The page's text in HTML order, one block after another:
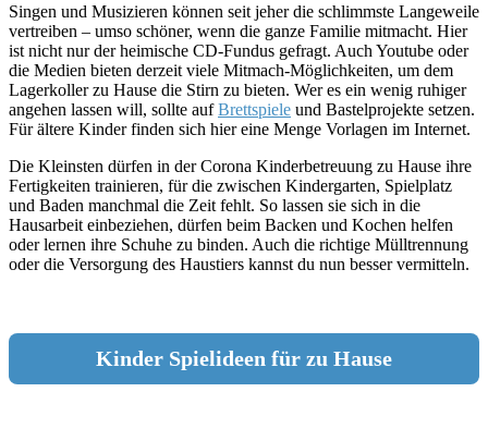
Singen und Musizieren können seit jeher die schlimmste Langeweile
vertreiben – umso schöner, wenn die ganze Familie mitmacht. Hier
ist nicht nur der heimische CD-Fundus gefragt. Auch Youtube oder
die Medien bieten derzeit viele Mitmach-Möglichkeiten, um dem
Lagerkoller zu Hause die Stirn zu bieten. Wer es ein wenig ruhiger
angehen lassen will, sollte aufBrettspiele und Bastelprojekte setzen.
Für ältere Kinder finden sich hier eine Menge Vorlagen im Internet.
Die Kleinsten dürfen in der Corona Kinderbetreuung zu Hause ihre
Fertigkeiten trainieren, für die zwischen Kindergarten, Spielplatz
und Baden manchmal die Zeit fehlt. So lassen sie sich in die
Hausarbeit einbeziehen, dürfen beim Backen und Kochen helfen
oder lernen ihre Schuhe zu binden. Auch die richtige Mülltrennung
oder die Versorgung des Haustiers kannst du nun besser vermitteln.
Kinder Spielideen für zu Hause